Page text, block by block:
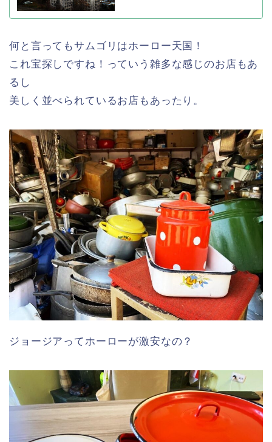
何と言ってもサムゴリはホーロー天国！
これ宝探しですね！っていう雑多な感じのお店もあ
るし
美しく並べられているお店もあったり。
ジョージアってホーローが激安なの？